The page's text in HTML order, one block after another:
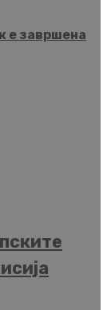
е завршена